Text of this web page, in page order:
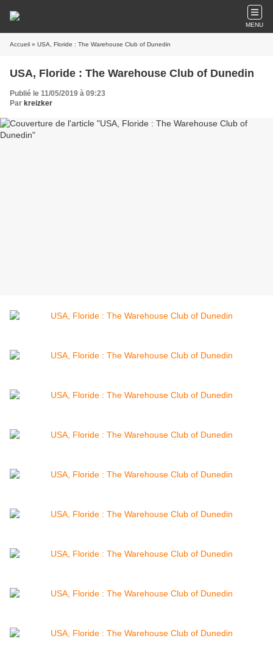
MENU
Accueil » USA, Floride : The Warehouse Club of Dunedin
USA, Floride : The Warehouse Club of Dunedin
Publié le 11/05/2019 à 09:23
Par kreizker